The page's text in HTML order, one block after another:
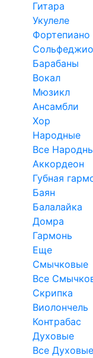
Гитара
Укулеле
Фортепиано
Сольфеджио
Барабаны
Вокал
Мюзикл
Ансамбли
Хор
Народные
Все
Аккордеон
Губная
Баян
Балалайка
Домра
Гармонь
Еще
Смычковые
Все
Скрипка
Виолончель
Контрабас
Духовые
Все Духовые